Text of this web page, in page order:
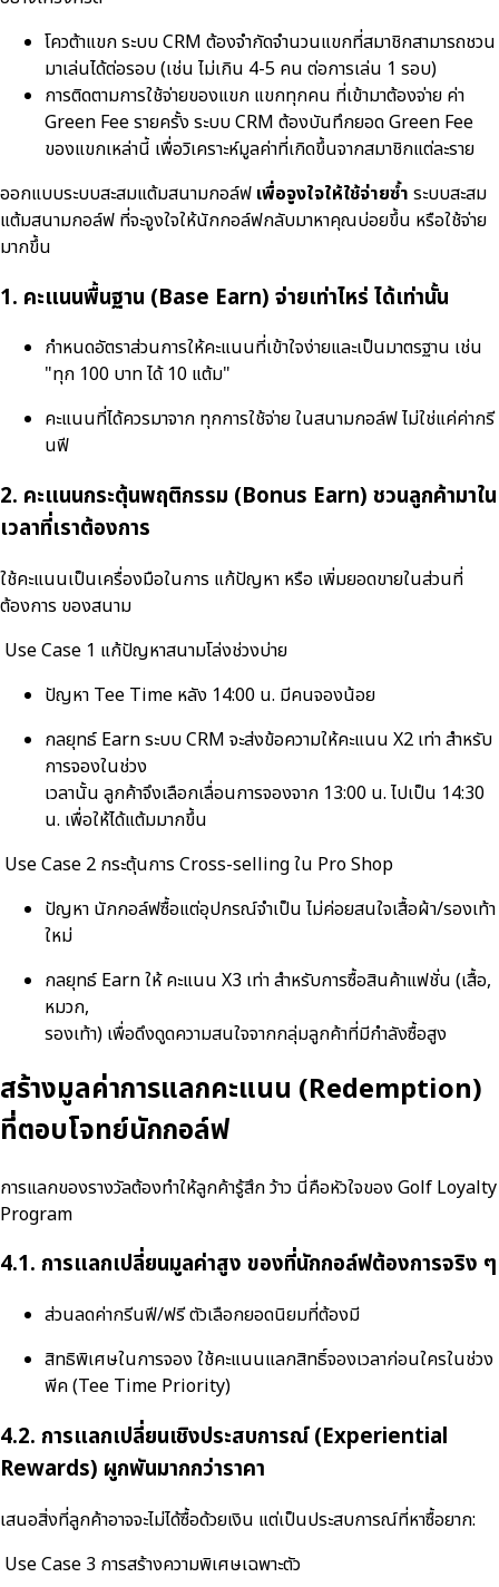
โควต้าแขก ระบบ CRM ต้องจำกัดจำนวนแขกที่สมาชิกสามารถชวน
มาเล่นได้ต่อรอบ (เช่น ไม่เกิน 4-5 คน ต่อการเล่น 1 รอบ)
การติดตามการใช้จ่ายของแขก แขกทุกคน ที่เข้ามาต้องจ่าย ค่า
Green Fee รายครั้ง ระบบ CRM ต้องบันทึกยอด Green Fee
ของแขกเหล่านี้ เพื่อวิเคราะห์มูลค่าที่เกิดขึ้นจากสมาชิกแต่ละราย
ออกแบบระบบสะสมแต้มสนามกอล์ฟ เพื่อจูงใจให้ใช้จ่ายซ้ำ ระบบสะสม
แต้มสนามกอล์ฟ ที่จะจูงใจให้นักกอล์ฟกลับมาหาคุณบ่อยขึ้น หรือใช้จ่าย
มากขึ้น
1. คะแนนพื้นฐาน (Base Earn) จ่ายเท่าไหร่ ได้เท่านั้น
กำหนดอัตราส่วนการให้คะแนนที่เข้าใจง่ายและเป็นมาตรฐาน เช่น
"ทุก 100 บาท ได้ 10 แต้ม"
คะแนนที่ได้ควรมาจาก ทุกการใช้จ่าย ในสนามกอล์ฟ ไม่ใช่แค่ค่ากรี
นฟี
2. คะแนนกระตุ้นพฤติกรรม (Bonus Earn) ชวนลูกค้ามาใน
เวลาที่เราต้องการ
ใช้คะแนนเป็นเครื่องมือในการ แก้ปัญหา หรือ เพิ่มยอดขายในส่วนที่
ต้องการ ของสนาม
Use Case 1 แก้ปัญหาสนามโล่งช่วงบ่าย
ปัญหา Tee Time หลัง 14:00 น. มีคนจองน้อย
กลยุทธ์ Earn ระบบ CRM จะส่งข้อความให้คะแนน X2 เท่า สำหรับ
การจองในช่วง
เวลานั้น ลูกค้าจึงเลือกเลื่อนการจองจาก 13:00 น. ไปเป็น 14:30
น. เพื่อให้ได้แต้มมากขึ้น
Use Case 2 กระตุ้นการ Cross-selling ใน Pro Shop
ปัญหา นักกอล์ฟซื้อแต่อุปกรณ์จำเป็น ไม่ค่อยสนใจเสื้อผ้า/รองเท้า
ใหม่
กลยุทธ์ Earn ให้ คะแนน X3 เท่า สำหรับการซื้อสินค้าแฟชั่น (เสื้อ,
หมวก,
รองเท้า) เพื่อดึงดูดความสนใจจากกลุ่มลูกค้าที่มีกำลังซื้อสูง
สร้างมูลค่าการแลกคะแนน (Redemption)
ที่ตอบโจทย์นักกอล์ฟ
การแลกของรางวัลต้องทำให้ลูกค้ารู้สึก ว้าว นี่คือหัวใจของ Golf Loyalty
Program
4.1. การแลกเปลี่ยนมูลค่าสูง ของที่นักกอล์ฟต้องการจริง ๆ
ส่วนลดค่ากรีนฟี/ฟรี ตัวเลือกยอดนิยมที่ต้องมี
สิทธิพิเศษในการจอง ใช้คะแนนแลกสิทธิ์จองเวลาก่อนใครในช่วง
พีค (Tee Time Priority)
4.2. การแลกเปลี่ยนเชิงประสบการณ์ (Experiential
Rewards) ผูกพันมากกว่าราคา
เสนอสิ่งที่ลูกค้าอาจจะไม่ได้ซื้อด้วยเงิน แต่เป็นประสบการณ์ที่หาซื้อยาก:
Use Case 3 การสร้างความพิเศษเฉพาะตัว